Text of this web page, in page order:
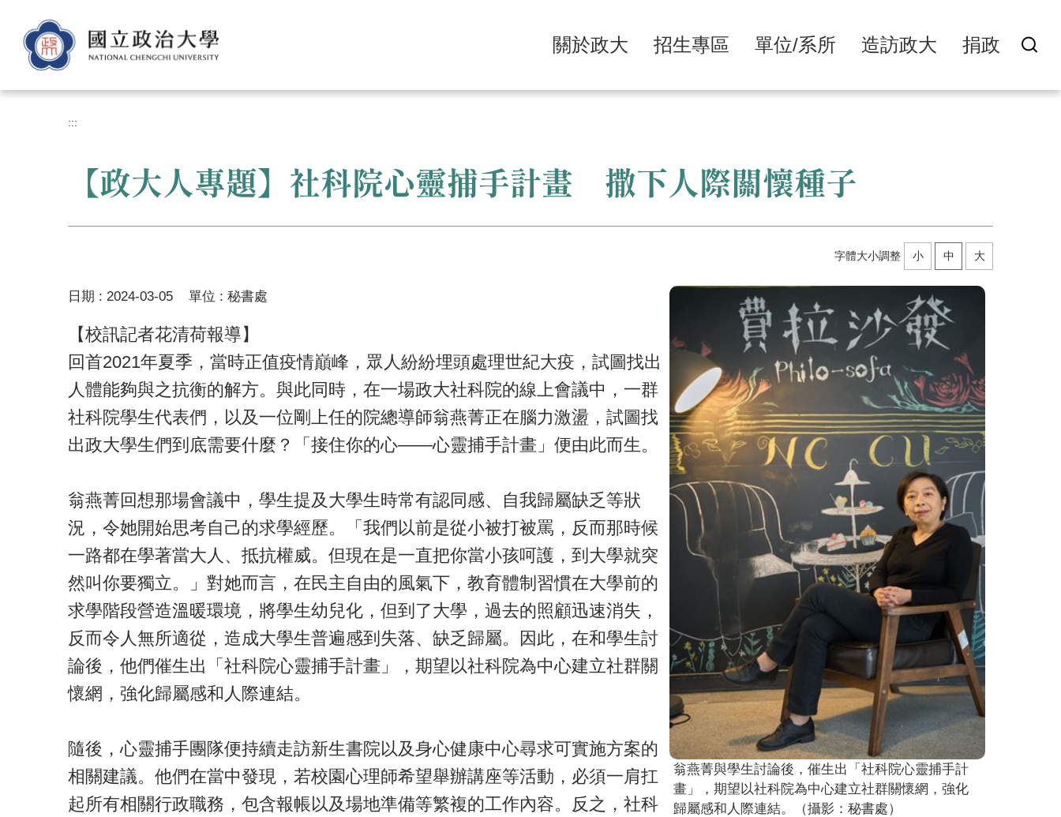
容
關於政大 招生專區 單位/系所 造訪政大 捐政
:::
【政大人專題】社科院心靈捕手計畫 撒下人際關懷種子
字體大小調整 小 中 大
翁燕菁與學生討論後，催生出「社科院心靈捕手計
畫」，期望以社科院為中心建立社群關懷網，強化
歸屬感和人際連結。（攝影：秘書處）
日期 : 2024-03-05 單位 : 秘書處
【校訊記者花清荷報導】
回首2021年夏季，當時正值疫情巔峰，眾人紛紛埋頭處理世紀大疫，試圖找出
人體能夠與之抗衡的解方。與此同時，在一場政大社科院的線上會議中，一群
社科院學生代表們，以及一位剛上任的院總導師翁燕菁正在腦力激盪，試圖找
出政大學生們到底需要什麼？「接住你的心——心靈捕手計畫」便由此而生。
翁燕菁回想那場會議中，學生提及大學生時常有認同感、自我歸屬缺乏等狀
況，令她開始思考自己的求學經歷。「我們以前是從小被打被罵，反而那時候
一路都在學著當大人、抵抗權威。但現在是一直把你當小孩呵護，到大學就突
然叫你要獨立。」對她而言，在民主自由的風氣下，教育體制習慣在大學前的
求學階段營造溫暖環境，將學生幼兒化，但到了大學，過去的照顧迅速消失，
反而令人無所適從，造成大學生普遍感到失落、缺乏歸屬。因此，在和學生討
論後，他們催生出「社科院心靈捕手計畫」，期望以社科院為中心建立社群關
懷網，強化歸屬感和人際連結。
隨後，心靈捕手團隊便持續走訪新生書院以及身心健康中心尋求可實施方案的
相關建議。他們在當中發現，若校園心理師希望舉辦講座等活動，必須一肩扛
起所有相關行政職務，包含報帳以及場地準備等繁複的工作內容。反之，社科